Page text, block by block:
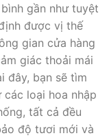
gần như tuyệt
được vị thế
gian cửa hàng
giác thoải mái
đây, bạn sẽ tìm
loại hoa nhập
tất cả đều
độ tươi mới và